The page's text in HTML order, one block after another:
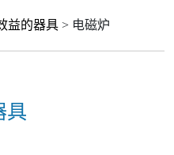
益的器具 > 电磁炉
具